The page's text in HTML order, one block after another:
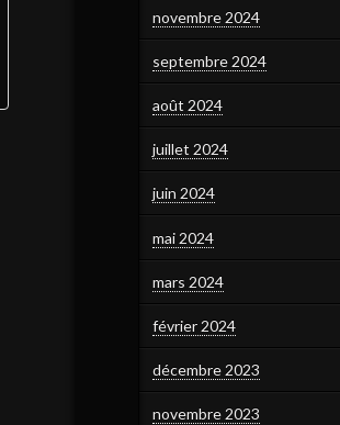
novembre 2024
septembre 2024
août 2024
juillet 2024
juin 2024
mai 2024
mars 2024
février 2024
décembre 2023
novembre 2023